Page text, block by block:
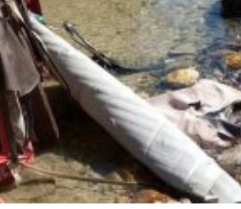
कार्यक्रम कार्यान्वयन एकाई जुम्लाको
तातोपानी गाउँपालिका जुम्लाको महिला तथा
लैङ्गिक हिंसा सम्बन्धी सूचना सन्देश
तातोपानी गाउँपालिका जुम्लाको सूचना